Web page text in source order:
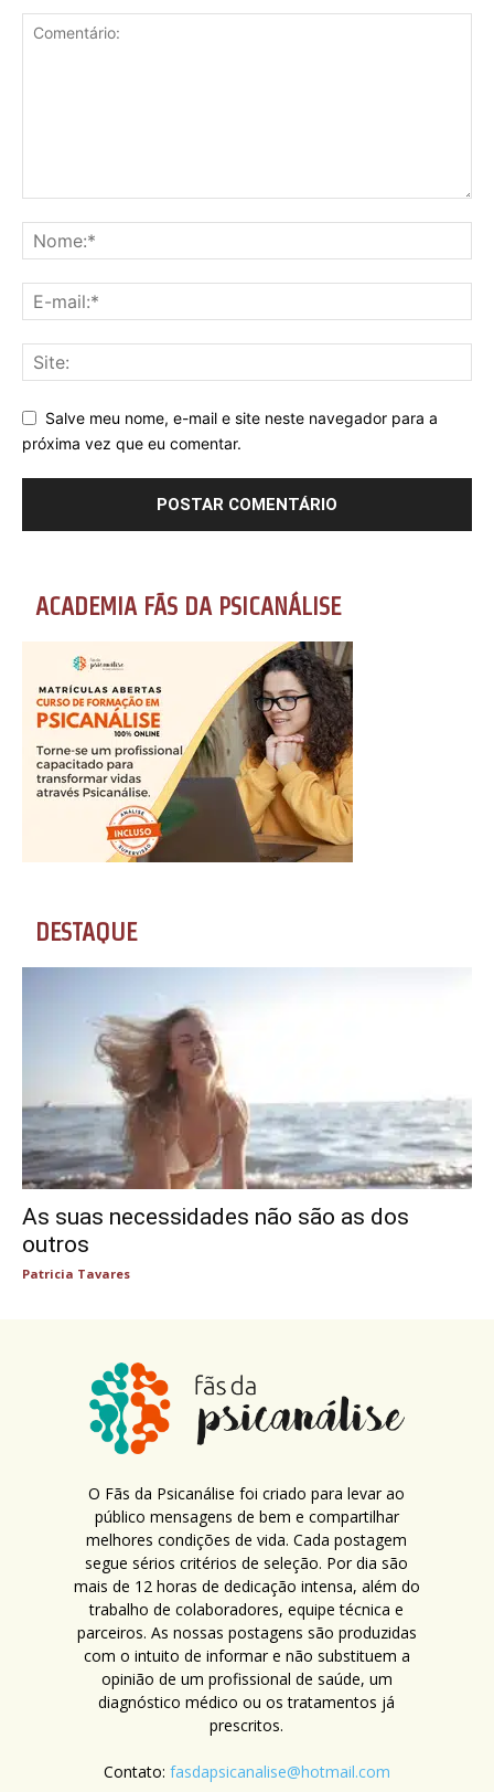
Salve meu nome, e-mail e site neste navegador para a
próxima vez que eu comentar.
ACADEMIA FÃS DA PSICANÁLISE
DESTAQUE
As suas necessidades não são as dos
outros
Patricia Tavares
O Fãs da Psicanálise foi criado para levar ao
público mensagens de bem e compartilhar
melhores condições de vida. Cada postagem
segue sérios critérios de seleção. Por dia são
mais de 12 horas de dedicação intensa, além do
trabalho de colaboradores, equipe técnica e
parceiros. As nossas postagens são produzidas
com o intuito de informar e não substituem a
opinião de um profissional de saúde, um
diagnóstico médico ou os tratamentos já
prescritos.
Contato: fasdapsicanalise@hotmail.com